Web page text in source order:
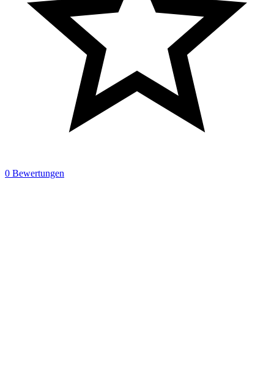
0 Bewertungen